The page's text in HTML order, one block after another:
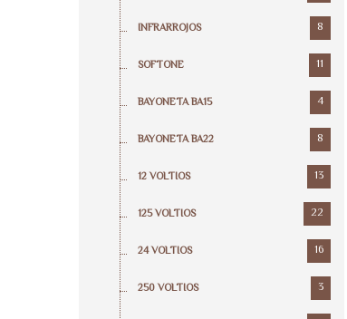
INFRARROJOS 8
SOFTONE 11
BAYONETA BA15 4
BAYONETA BA22 8
12 VOLTIOS 13
125 VOLTIOS 22
24 VOLTIOS 16
250 VOLTIOS 3